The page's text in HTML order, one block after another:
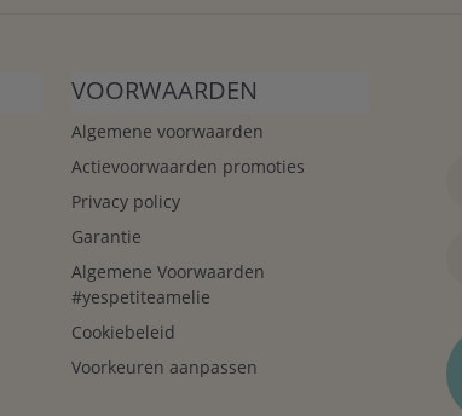
VOORWAARDEN
Algemene voorwaarden
Actievoorwaarden promoties
Privacy policy
Garantie
Algemene Voorwaarden
#yespetiteamelie
Cookiebeleid
Voorkeuren aanpassen